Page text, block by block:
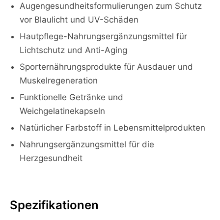
Augengesundheitsformulierungen zum Schutz
vor Blaulicht und UV-Schäden
Hautpflege-Nahrungsergänzungsmittel für
Lichtschutz und Anti-Aging
Sporternährungsprodukte für Ausdauer und
Muskelregeneration
Funktionelle Getränke und
Weichgelatinekapseln
Natürlicher Farbstoff in Lebensmittelprodukten
Nahrungsergänzungsmittel für die
Herzgesundheit
Spezifikationen